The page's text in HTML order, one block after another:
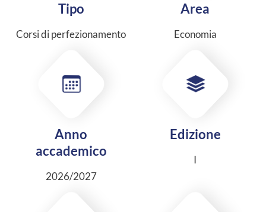
Tipo
Corsi di perfezionamento
Area
Economia
Anno
accademico
2026/2027
Edizione
I